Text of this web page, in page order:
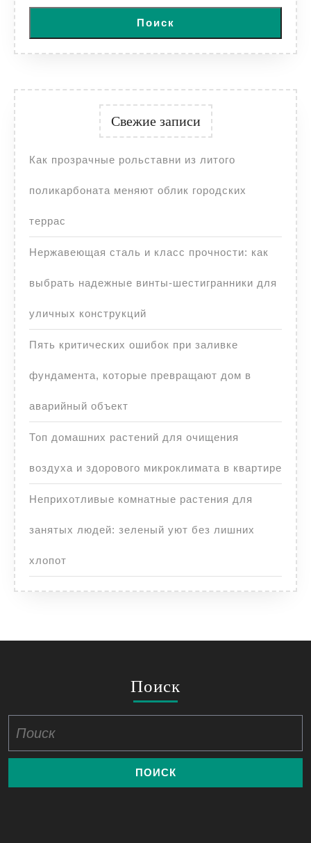
Поиск
Свежие записи
Как прозрачные рольставни из литого
поликарбоната меняют облик городских
террас
Нержавеющая сталь и класс прочности: как
выбрать надежные винты-шестигранники для
уличных конструкций
Пять критических ошибок при заливке
фундамента, которые превращают дом в
аварийный объект
Топ домашних растений для очищения
воздуха и здорового микроклимата в квартире
Неприхотливые комнатные растения для
занятых людей: зеленый уют без лишних
хлопот
Поиск